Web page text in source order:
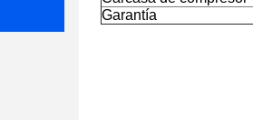
Garantía